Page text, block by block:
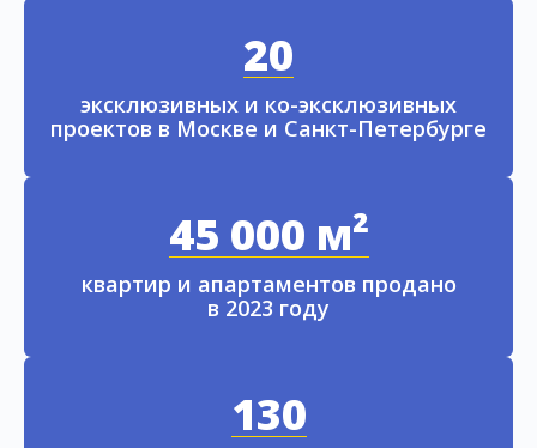
20
эксклюзивных и ко-эксклюзивных
проектов в Москве и Санкт-Петербурге
45 000 м²
квартир и апартаментов продано
в 2023 году
130